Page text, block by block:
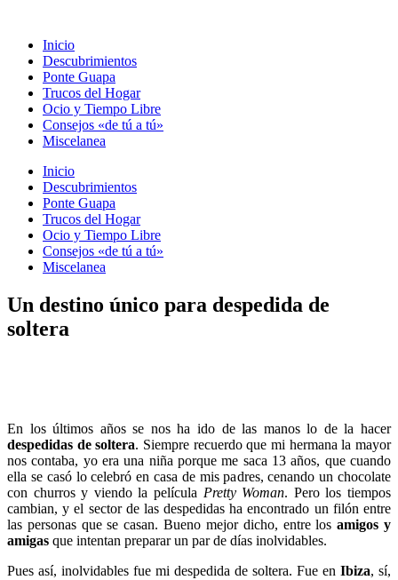
contenido
Inicio
Descubrimientos
Ponte Guapa
Trucos del Hogar
Ocio y Tiempo Libre
Consejos «de tú a tú»
Miscelanea
Inicio
Descubrimientos
Ponte Guapa
Trucos del Hogar
Ocio y Tiempo Libre
Consejos «de tú a tú»
Miscelanea
Un destino único para despedida de
soltera
En los últimos años se nos ha ido de las manos lo de la hacer
despedidas de soltera. Siempre recuerdo que mi hermana la mayor
nos contaba, yo era una niña porque me saca 13 años, que cuando
ella se casó lo celebró en casa de mis padres, cenando un chocolate
con churros y viendo la película Pretty Woman. Pero los tiempos
cambian, y el sector de las despedidas ha encontrado un filón entre
las personas que se casan. Bueno mejor dicho, entre los amigos y
amigas que intentan preparar un par de días inolvidables.
Pues así, inolvidables fue mi despedida de soltera. Fue en Ibiza, sí,